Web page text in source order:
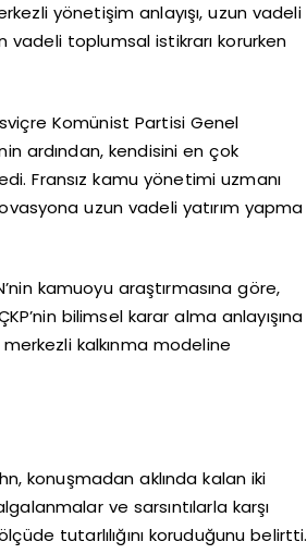
yönetişim anlayışı, uzun vadeli
toplumsal istikrarı korurken
Komünist Partisi Genel
ardından, kendisini en çok
Fransız kamu yönetimi uzmanı
uzun vadeli yatırım yapma
kamuoyu araştırmasına göre,
bilimsel karar alma anlayışına
merkezli kalkınma modeline
konuşmadan aklında kalan iki
ve sarsıntılarla karşı
tutarlılığını koruduğunu belirtti.